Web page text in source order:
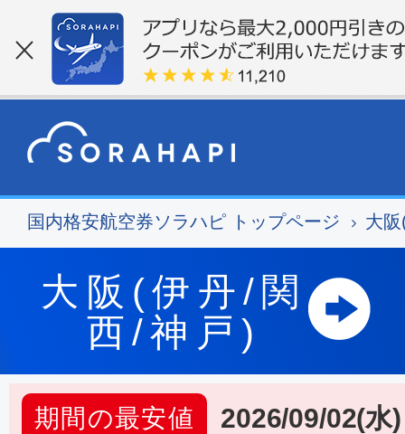
国内格安航空券ソラハピ トップページ 大
大阪(伊丹/関
西/神戸)
期間の最安値 2026/09/02(水)